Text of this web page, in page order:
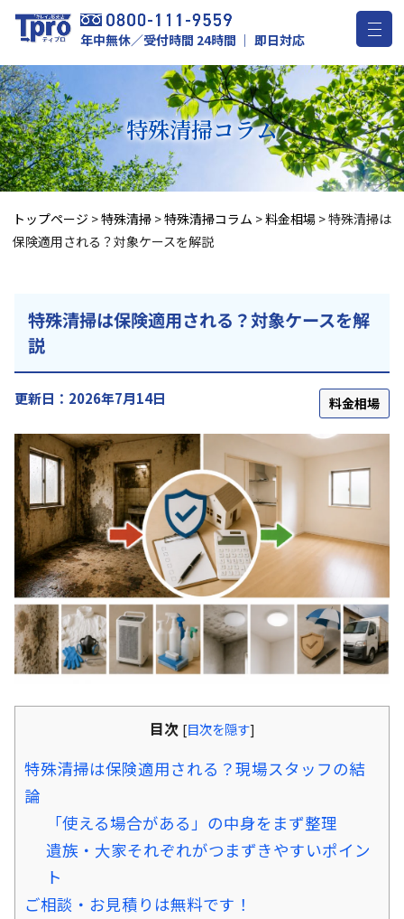
年中無休／受付時間 24時間 ｜ 即日対応
特殊清掃コラム
トップページ >特殊清掃 >特殊清掃コラム >料金相場 >特殊清掃は
保険適用される？対象ケースを解説
特殊清掃は保険適用される？対象ケースを解
説
更新日：2026年7月14日 料金相場
目次 [目次を隠す]
特殊清掃は保険適用される？現場スタッフの結
論
「使える場合がある」の中身をまず整理
遺族・大家それぞれがつまずきやすいポイン
ト
ご相談・お見積りは無料です！